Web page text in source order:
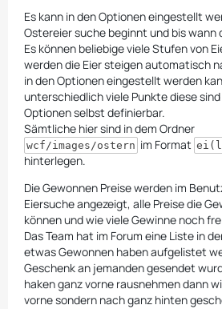
Es kann in den Optionen eingestellt
Ostereier suche beginnt und bis wann
Es können beliebige viele Stufen von
werden die Eier steigen automatisch
in den Optionen eingestellt werden
unterschiedlich viele Punkte diese
Optionen selbst definierbar.
Sämtliche hier sind in dem Ordner
wcf/images/ostern im Format
hinterlegen.
Die Gewonnen Preise werden im
Eiersuche angezeigt, alle Preise die
können und wie viele Gewinne noch
Das Team hat im Forum eine Liste in
etwas Gewonnen haben aufgelistet
Geschenk an jemanden gesendet
haken ganz vorne rausnehmen dann
vorne sondern nach ganz hinten